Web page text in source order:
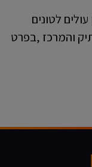
לטונים
והמרכז ,בפרט